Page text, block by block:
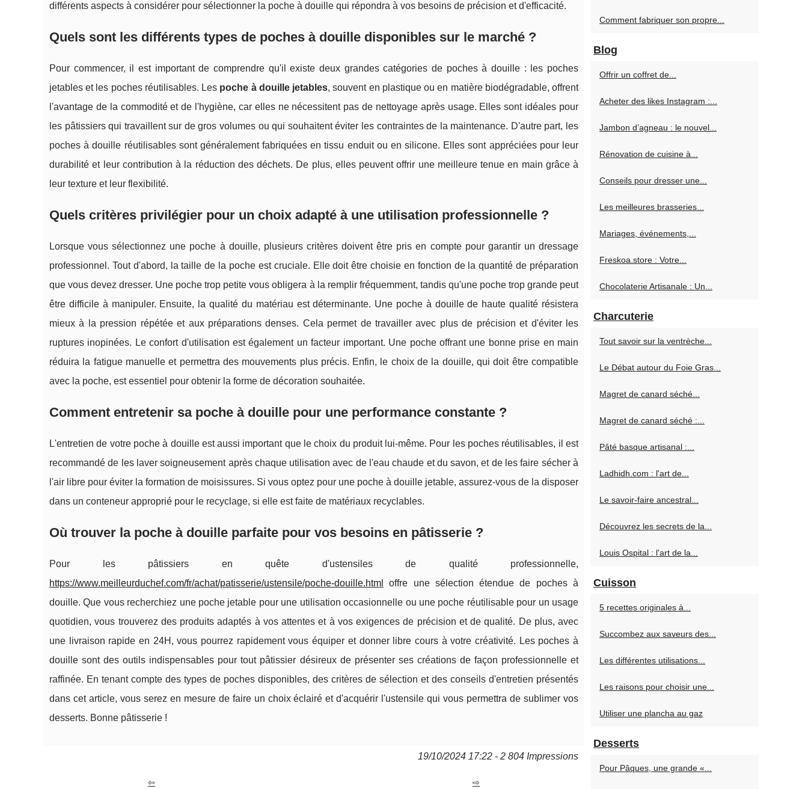
différents aspects à considérer pour sélectionner la poche à douille qui répondra à vos besoins de précision et d'efficacité.
Quels sont les différents types de poches à douille disponibles sur le marché ?
Pour commencer, il est important de comprendre qu'il existe deux grandes catégories de poches à douille : les poches
jetables et les poches réutilisables. Les poche à douille jetables, souvent en plastique ou en matière biodégradable, offrent
l'avantage de la commodité et de l'hygiène, car elles ne nécessitent pas de nettoyage après usage. Elles sont idéales pour
les pâtissiers qui travaillent sur de gros volumes ou qui souhaitent éviter les contraintes de la maintenance. D'autre part, les
poches à douille réutilisables sont généralement fabriquées en tissu enduit ou en silicone. Elles sont appréciées pour leur
durabilité et leur contribution à la réduction des déchets. De plus, elles peuvent offrir une meilleure tenue en main grâce à
leur texture et leur flexibilité.
Quels critères privilégier pour un choix adapté à une utilisation professionnelle ?
Lorsque vous sélectionnez une poche à douille, plusieurs critères doivent être pris en compte pour garantir un dressage
professionnel. Tout d'abord, la taille de la poche est cruciale. Elle doit être choisie en fonction de la quantité de préparation
que vous devez dresser. Une poche trop petite vous obligera à la remplir fréquemment, tandis qu'une poche trop grande peut
être difficile à manipuler. Ensuite, la qualité du matériau est déterminante. Une poche à douille de haute qualité résistera
mieux à la pression répétée et aux préparations denses. Cela permet de travailler avec plus de précision et d'éviter les
ruptures inopinées. Le confort d'utilisation est également un facteur important. Une poche offrant une bonne prise en main
réduira la fatigue manuelle et permettra des mouvements plus précis. Enfin, le choix de la douille, qui doit être compatible
avec la poche, est essentiel pour obtenir la forme de décoration souhaitée.
Comment entretenir sa poche à douille pour une performance constante ?
L'entretien de votre poche à douille est aussi important que le choix du produit lui-même. Pour les poches réutilisables, il est
recommandé de les laver soigneusement après chaque utilisation avec de l'eau chaude et du savon, et de les faire sécher à
l'air libre pour éviter la formation de moisissures. Si vous optez pour une poche à douille jetable, assurez-vous de la disposer
dans un conteneur approprié pour le recyclage, si elle est faite de matériaux recyclables.
Où trouver la poche à douille parfaite pour vos besoins en pâtisserie ?
Pour les pâtissiers en quête d'ustensiles de qualité professionnelle,
https://www.meilleurduchef.com/fr/achat/patisserie/ustensile/poche-douille.html
offre une sélection étendue de poches à
douille. Que vous recherchiez une poche jetable pour une utilisation occasionnelle ou une poche réutilisable pour un usage
quotidien, vous trouverez des produits adaptés à vos attentes et à vos exigences de précision et de qualité. De plus, avec
une livraison rapide en 24H, vous pourrez rapidement vous équiper et donner libre cours à votre créativité. Les poches à
douille sont des outils indispensables pour tout pâtissier désireux de présenter ses créations de façon professionnelle et
raffinée. En tenant compte des types de poches disponibles, des critères de sélection et des conseils d'entretien présentés
dans cet article, vous serez en mesure de faire un choix éclairé et d'acquérir l'ustensile qui vous permettra de sublimer vos
desserts. Bonne pâtisserie !
19/10/2024 17:22 - 2 804 Impressions
Comment fabriquer son propre...
Blog
Offrir un coffret de...
Acheter des likes Instagram :...
Jambon d’agneau : le nouvel...
Rénovation de cuisine à...
Conseils pour dresser une...
Les meilleures brasseries...
Mariages, événements,...
Freskoa.store : Votre...
Chocolaterie Artisanale : Un...
Charcuterie
Tout savoir sur la ventrèche...
Le Débat autour du Foie Gras...
Magret de canard séché...
Magret de canard séché :...
Pâté basque artisanal :...
Ladhidh.com : l'art de...
Le savoir-faire ancestral...
Découvrez les secrets de la...
Louis Ospital : l'art de la...
Cuisson
5 recettes originales à...
Succombez aux saveurs des...
Les différentes utilisations...
Les raisons pour choisir une...
Utiliser une plancha au gaz
Desserts
Pour Pâques, une grande «...